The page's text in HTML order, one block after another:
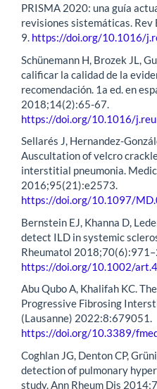
PRISMA 2020: una guía
revisiones sistemáticas.
9. https://doi.org/10.1016/
Schünemann H, Brozek JL,
calificar la calidad de la
recomendación. 1a ed. en
2018;14(2):65-67.
https://doi.org/10.1016/
Sellarés J, Hernandez-
Auscultation of velcro
interstitial pneumonia.
2016;95(21):e2573.
https://doi.org/10.1097/
Bernstein EJ, Khanna D,
detect ILD in systemic
Rheumatol
https://doi.org/10.1002/
Abu Qubo A, Khalifah KC.
Progressive Fibrosing
(Lausanne) 2022:8:679051.
https://doi.org/10.3389/
Coghlan JG, Denton CP,
detection of pulmonary
study. Ann Rheum Dis